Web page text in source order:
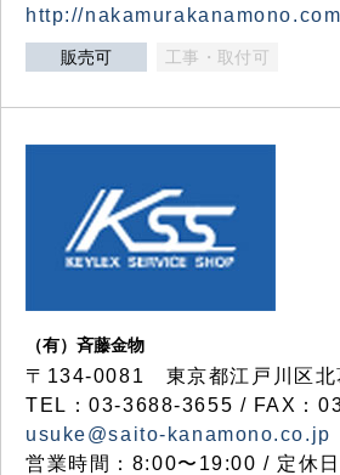
http://nakamurakanamono.com
販売可 工事・取付可
（有）斉藤金物
〒134-0081 東京都江戸川区北
TEL：03-3688-3655 / FAX：
usuke@saito-kanamono.co.jp
営業時間：8:00〜19:00 / 定休